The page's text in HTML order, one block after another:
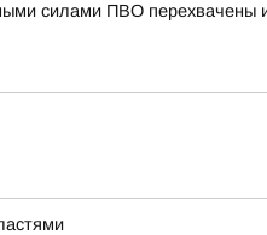
силами ПВО перехвачены